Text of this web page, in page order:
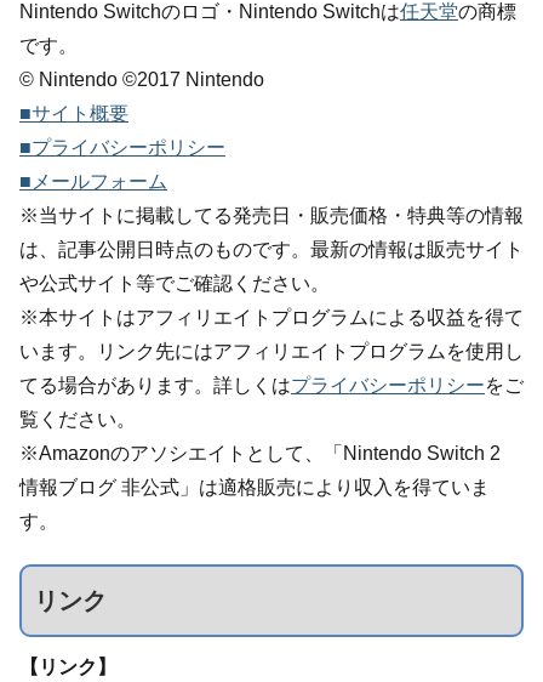
Nintendo Switchのロゴ・Nintendo Switchは任天堂の商標
です。
© Nintendo ©2017 Nintendo
■サイト概要
■プライバシーポリシー
■メールフォーム
※当サイトに掲載してる発売日・販売価格・特典等の情報
は、記事公開日時点のものです。最新の情報は販売サイト
や公式サイト等でご確認ください。
※本サイトはアフィリエイトプログラムによる収益を得て
います。リンク先にはアフィリエイトプログラムを使用し
てる場合があります。詳しくはプライバシーポリシーをご
覧ください。
※Amazonのアソシエイトとして、「Nintendo Switch 2
情報ブログ 非公式」は適格販売により収入を得ていま
す。
リンク
【リンク】